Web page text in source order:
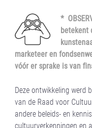
*
betekent
marketeer en
vóór er sprake is van
Deze ontwikkeling werd
van de Raad voor
andere beleids- en
cultuurverkenningen en